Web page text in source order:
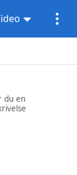
du en